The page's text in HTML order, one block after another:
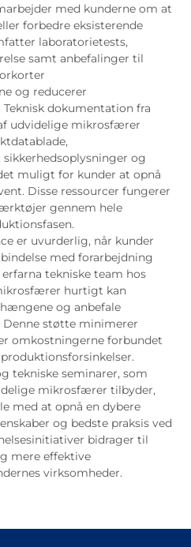
med kunderne om at
forbedre eksisterende
laboratorietests,
samt anbefalinger til
og reducerer
dokumentation fra
udvidelige mikrosfærer
og
muligt for kunder at opnå
Disse ressourcer fungerer
gennem hele
er uvurderlig, når kunder
med forarbejdning
tekniske team hos
hurtigt kan
og anbefale
støtte minimerer
omkostningerne forbundet
tekniske seminarer, som
mikrosfærer tilbyder,
med at opnå en dybere
og bedste praksis ved
bidrager til
mere effektive
virksomheder.